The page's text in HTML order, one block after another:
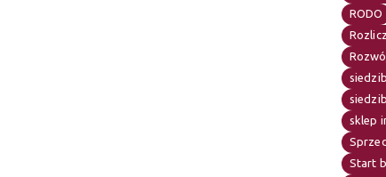
RODO
sklep
Start